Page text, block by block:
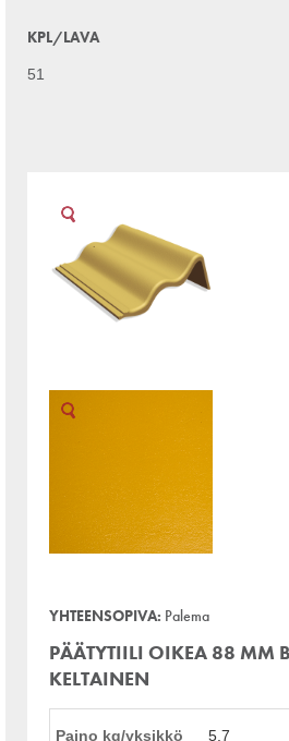
KPL/LAVA
51
YHTEENSOPIVA: Palema
PÄÄTYTIILI OIKEA 88 MM
KELTAINEN
Paino kg/yksikkö 5,7